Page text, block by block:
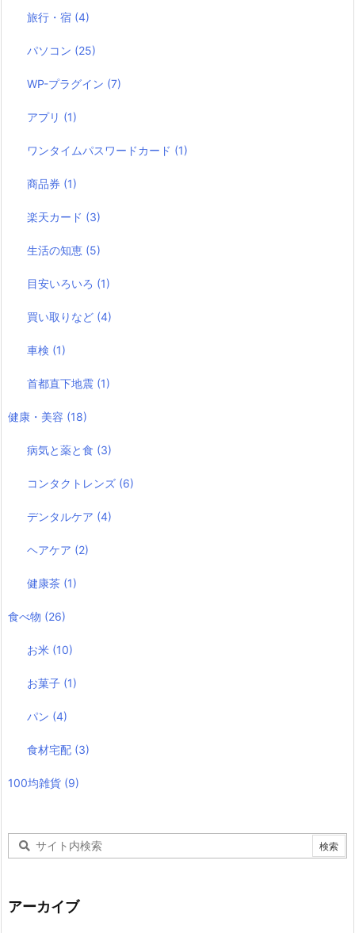
旅行・宿 (4)
パソコン (25)
WP-プラグイン (7)
アプリ (1)
ワンタイムパスワードカード (1)
商品券 (1)
楽天カード (3)
生活の知恵 (5)
目安いろいろ (1)
買い取りなど (4)
車検 (1)
首都直下地震 (1)
健康・美容 (18)
病気と薬と食 (3)
コンタクトレンズ (6)
デンタルケア (4)
ヘアケア (2)
健康茶 (1)
食べ物 (26)
お米 (10)
お菓子 (1)
パン (4)
食材宅配 (3)
100均雑貨 (9)
アーカイブ